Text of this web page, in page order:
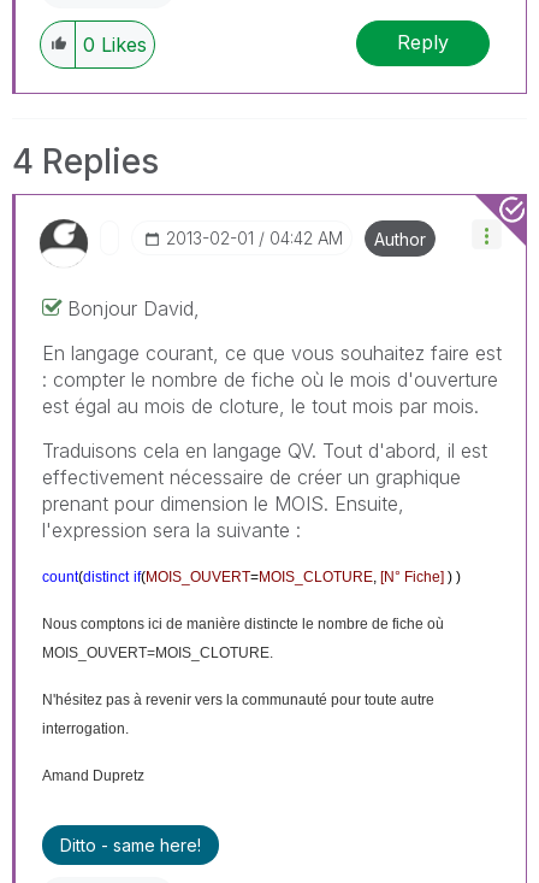
0 Likes Reply
4 Replies
‎2013-02-01 04:42 AM Author
Bonjour David,
En langage courant, ce que vous souhaitez faire est
: compter le nombre de fiche où le mois d'ouverture
est égal au mois de cloture, le tout mois par mois.
Traduisons cela en langage QV. Tout d'abord, il est
effectivement nécessaire de créer un graphique
prenant pour dimension le MOIS. Ensuite,
l'expression sera la suivante :
count(distinct if(MOIS_OUVERT=MOIS_CLOTURE [N° Fiche] ) )
Nous comptons ici de manière distincte le nombre de fiche où
MOIS_OUVERT=MOIS_CLOTURE.
N'hésitez pas à revenir vers la communauté pour toute autre
interrogation.
Amand Dupretz
Ditto - same here!